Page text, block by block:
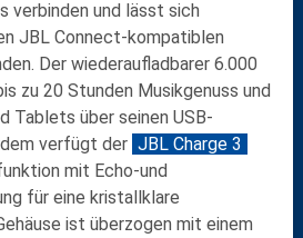
verbinden und lässt sich
JBL Connect-kompatiblen
Der wiederaufladbarer 6.000
zu 20 Stunden Musikgenuss und
Tablets über seinen USB-
verfügt der JBL Charge 3
mit Echo-und
für eine kristallklare
ist überzogen mit einem